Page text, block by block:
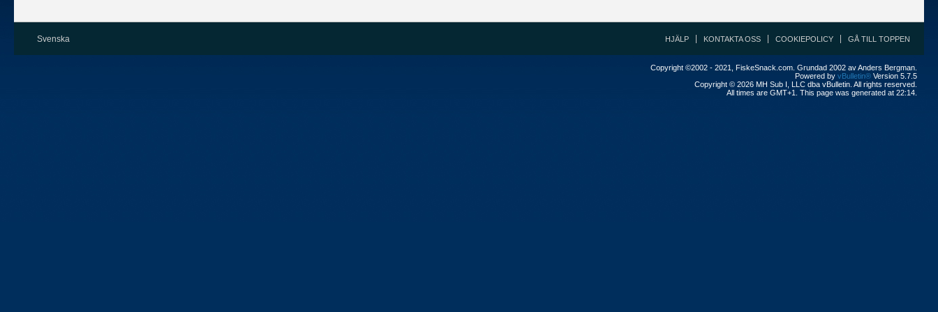
Svenska HJÄLP KONTAKTA OSS COOKIEPOLICY GÅ TILL TOPPEN
Copyright ©2002 - 2021, FiskeSnack.com. Grundad 2002 av Anders Bergman.
Powered by vBulletin® Version 5.7.5
Copyright © 2026 MH Sub I, LLC dba vBulletin. All rights reserved.
All times are GMT+1. This page was generated at 22:14.